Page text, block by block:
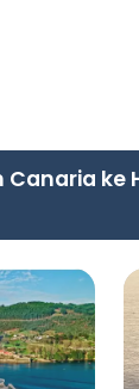
Canaria ke